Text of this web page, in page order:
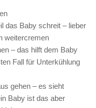
das Baby schreit – lieber
weitercremen
– das hilft dem Baby
Fall für Unterkühlung
gehen – es sieht
Baby ist das aber